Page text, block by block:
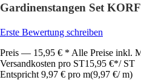
Gardinenstangen Set
Erste Bewertung schreiben
Preis — 15,95 € * Alle Preise inkl.
Versandkosten pro ST15,95 €*/ ST
Entspricht 9,97 € pro m(9,97 €/ m)